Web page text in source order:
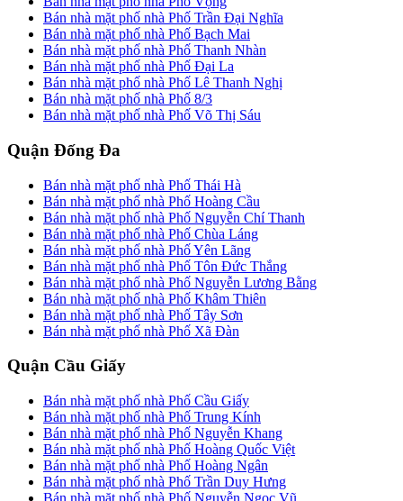
Bán nhà mặt phố nhà Phố Trần Đại Nghĩa
Bán nhà mặt phố nhà Phố Bạch Mai
Bán nhà mặt phố nhà Phố Thanh Nhàn
Bán nhà mặt phố nhà Phố Đại La
Bán nhà mặt phố nhà Phố Lê Thanh Nghị
Bán nhà mặt phố nhà Phố 8/3
Bán nhà mặt phố nhà Phố Võ Thị Sáu
Quận Đống Đa
Bán nhà mặt phố nhà Phố Thái Hà
Bán nhà mặt phố nhà Phố Hoàng Cầu
Bán nhà mặt phố nhà Phố Nguyễn Chí Thanh
Bán nhà mặt phố nhà Phố Chùa Láng
Bán nhà mặt phố nhà Phố Yên Lãng
Bán nhà mặt phố nhà Phố Tôn Đức Thắng
Bán nhà mặt phố nhà Phố Nguyễn Lương Bằng
Bán nhà mặt phố nhà Phố Khâm Thiên
Bán nhà mặt phố nhà Phố Tây Sơn
Bán nhà mặt phố nhà Phố Xã Đàn
Quận Cầu Giấy
Bán nhà mặt phố nhà Phố Cầu Giấy
Bán nhà mặt phố nhà Phố Trung Kính
Bán nhà mặt phố nhà Phố Nguyễn Khang
Bán nhà mặt phố nhà Phố Hoàng Quốc Việt
Bán nhà mặt phố nhà Phố Hoàng Ngân
Bán nhà mặt phố nhà Phố Trần Duy Hưng